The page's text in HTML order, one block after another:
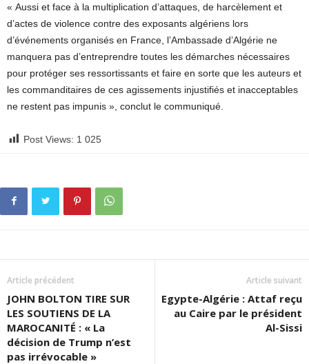
« Aussi et face à la multiplication d’attaques, de harcèlement et
d’actes de violence contre des exposants algériens lors
d’événements organisés en France, l’Ambassade d’Algérie ne
manquera pas d’entreprendre toutes les démarches nécessaires
pour protéger ses ressortissants et faire en sorte que les auteurs et
les commanditaires de ces agissements injustifiés et inacceptables
ne restent pas impunis », conclut le communiqué.
Post Views: 1 025
Article précédent
JOHN BOLTON TIRE SUR
LES SOUTIENS DE LA
MAROCANITÉ : « La
décision de Trump n’est
pas irrévocable »
Article suivant
Egypte-Algérie : Attaf reçu
au Caire par le président
Al-Sissi